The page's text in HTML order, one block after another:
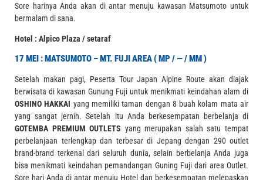
Sore harinya Anda akan di antar menuju kawasan Matsumoto untuk
bermalam di sana.
Hotel : Alpico Plaza / setaraf
17 MEI : MATSUMOTO – MT. FUJI AREA ( MP / — / MM )
Setelah makan pagi, Peserta Tour Japan Alpine Route akan diajak
berwisata di kawasan Gunung Fuji untuk menikmati keindahan alam di
OSHINO HAKKAI yang memiliki taman dengan 8 buah kolam mata air
yang sangat jernih. Setelah itu Anda berkesempatan berbelanja di
GOTEMBA PREMIUM OUTLETS yang merupakan salah satu tempat
perbelanjaan terlengkap dan terbesar di Jepang dengan 290 outlet
brand-brand terkenal dari seluruh dunia, selain berbelanja Anda juga
bisa menikmati keindahan pemandangan Guning Fuji dari area Outlet.
Sore hari Anda di antar menuju Hotel dan berkesempatan melepaskan